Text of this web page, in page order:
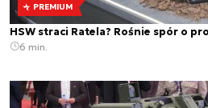
PREMIUM
HSW straci Ratela? Rośnie spór o
6 min.